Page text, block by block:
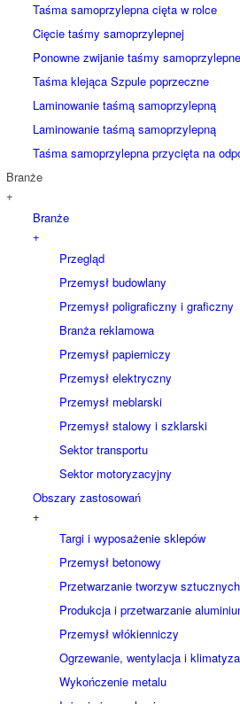
Taśma samoprzylepna cięta w rolce
Cięcie taśmy samoprzylepnej
Ponowne zwijanie taśmy
Taśma klejąca Szpule poprzeczne
Laminowanie taśmą samoprzylepną
Laminowanie taśmą samoprzylepną
Taśma samoprzylepna przycięta na
Branże
+
Branże
+
Przegląd
Przemysł budowlany
Przemysł poligraficzny i graficzny
Branża reklamowa
Przemysł papierniczy
Przemysł elektryczny
Przemysł meblarski
Przemysł stalowy i szklarski
Sektor transportu
Sektor motoryzacyjny
Obszary zastosowań
+
Targi i wyposażenie sklepów
Przemysł betonowy
Przetwarzanie tworzyw sztucznych
Produkcja i przetwarzanie
Przemysł włókienniczy
Ogrzewanie, wentylacja i
Wykończenie metalu